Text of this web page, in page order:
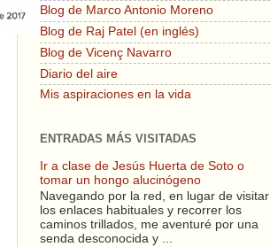
Blog de Marco Antonio Moreno
Blog de Raj Patel (en inglés)
Blog de Vicenç Navarro
Diario del aire
Mis aspiraciones en la vida
ENTRADAS MÁS VISITADAS
Ir a clase de Jesús Huerta de Soto o
tomar un hongo alucinógeno
Navegando por la red, en lugar de visitar
los enlaces habituales y recorrer los
caminos trillados, me aventuré por una
senda desconocida y ...